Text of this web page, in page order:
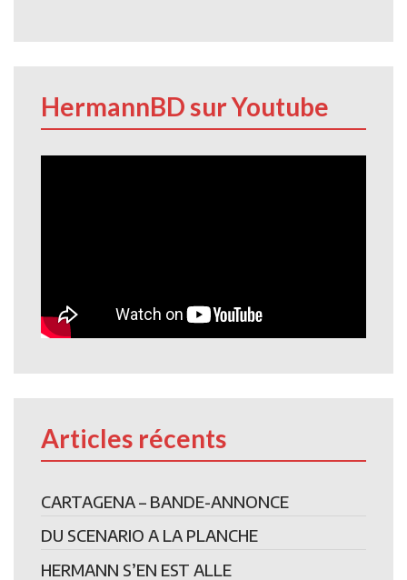
HermannBD sur Youtube
Articles récents
CARTAGENA – BANDE-ANNONCE
DU SCENARIO A LA PLANCHE
HERMANN S’EN EST ALLE